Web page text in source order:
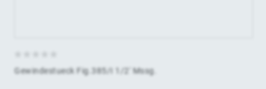
Gewindestueck Fig.385/I 1/2' Mssg.